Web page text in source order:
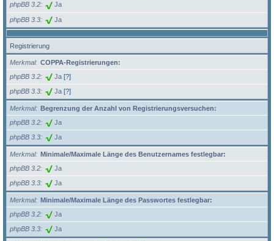
phpBB 3.2
Ja
phpBB 3.3 Ja
Registrierung
Merkmal
COPPA-Registrierungen:
phpBB 3.2
Ja [?]
phpBB 3.3 Ja [?]
Merkmal
Begrenzung der Anzahl von Registrierungsversuchen:
phpBB 3.2
Ja
phpBB 3.3 Ja
Merkmal
Minimale/Maximale Länge des Benutzernames festlegbar:
phpBB 3.2
Ja
phpBB 3.3 Ja
Merkmal
Minimale/Maximale Länge des Passwortes festlegbar:
phpBB 3.2
Ja
phpBB 3.3 Ja